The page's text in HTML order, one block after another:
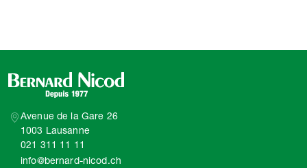
Avenue de la Gare 26
1003 Lausanne
021 311 11 11
info@bernard-nicod.ch